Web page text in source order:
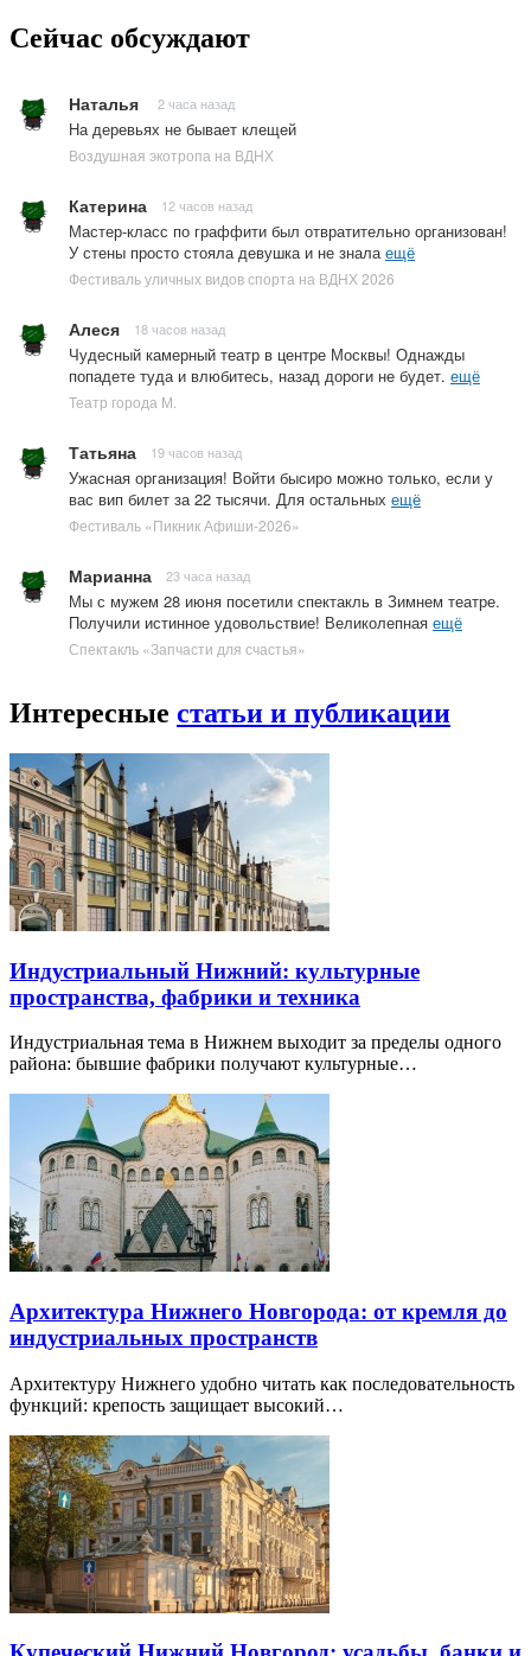
Сейчас обсуждают
Наталья 2 часа назад
На деревьях не бывает клещей
Воздушная экотропа на ВДНХ
Катерина 12 часов назад
Мастер-класс по граффити был отвратительно организован!
У стены просто стояла девушка и не зналаещё
Фестиваль уличных видов спорта на ВДНХ 2026
Алеся 18 часов назад
Чудесный камерный театр в центре Москвы! Однажды
попадете туда и влюбитесь, назад дороги не будет. ещё
Театр города М.
Татьяна 19 часов назад
Ужасная организация! Войти бысиро можно только, если у
вас вип билет за 22 тысячи. Для остальных ещё
Фестиваль «Пикник Афиши-2026»
Марианна 23 часа назад
Мы с мужем 28 июня посетили спектакль в Зимнем театре.
Получили истинное удовольствие! Великолепная ещё
Спектакль «Запчасти для счастья»
Интересные статьи и публикации
Индустриальный Нижний: культурные
пространства, фабрики и техника
Индустриальная тема в Нижнем выходит за пределы одного
района: бывшие фабрики получают культурные…
Архитектура Нижнего Новгорода: от кремля до
индустриальных пространств
Архитектуру Нижнего удобно читать как последовательность
функций: крепость защищает высокий…